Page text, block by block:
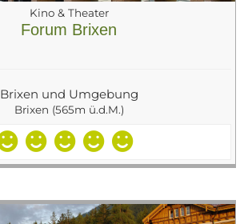
Kino & Theater
Forum Brixen
Brixen und Umgebung
Brixen (565m ü.d.M.)